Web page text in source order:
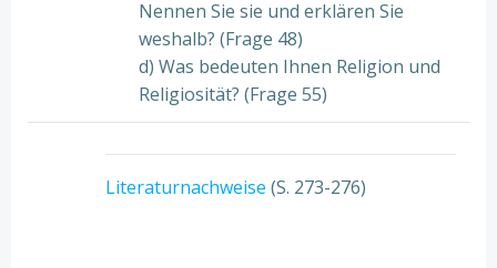
Nennen Sie sie und erklären Sie
weshalb? (Frage 48)
d) Was bedeuten Ihnen Religion und
Religiosität? (Frage 55)
Literaturnachweise (S. 273-276)